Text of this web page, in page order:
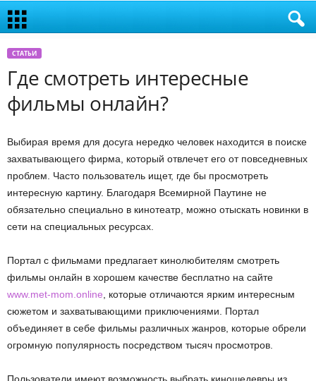
СТАТЬИ
Где смотреть интересные
фильмы онлайн?
Выбирая время для досуга нередко человек находится в поиске
захватывающего фирма, который отвлечет его от повседневных
проблем. Часто пользователь ищет, где бы просмотреть
интересную картину. Благодаря Всемирной Паутине не
обязательно специально в кинотеатр, можно отыскать новинки в
сети на специальных ресурсах.
Портал с фильмами предлагает кинолюбителям смотреть
фильмы онлайн в хорошем качестве бесплатно на сайте
www.met-mom.online , которые отличаются ярким интересным
сюжетом и захватывающими приключениями. Портал
объединяет в себе фильмы различных жанров, которые обрели
огромную популярность посредством тысяч просмотров.